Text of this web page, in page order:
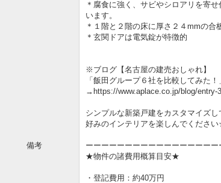
備考
＊腐食に強く、サビやシロアリを寄
います。
＊１階と２階の床に厚さ２４mmの合
＊玄関ドアは電気錠が特徴的
※ブログ【名古屋の建売おしゃれ】
「飯田グループ６社を比較してみた！
→https://www.aplace.co.jp/blog/entry-
シンプルな新築戸建をカスタマイズし
好みのインテリアを楽しんでくださ
ーーーーーーーーーーーーーーーーー
★物件の諸費用概算目安★
・登記費用：約40万円